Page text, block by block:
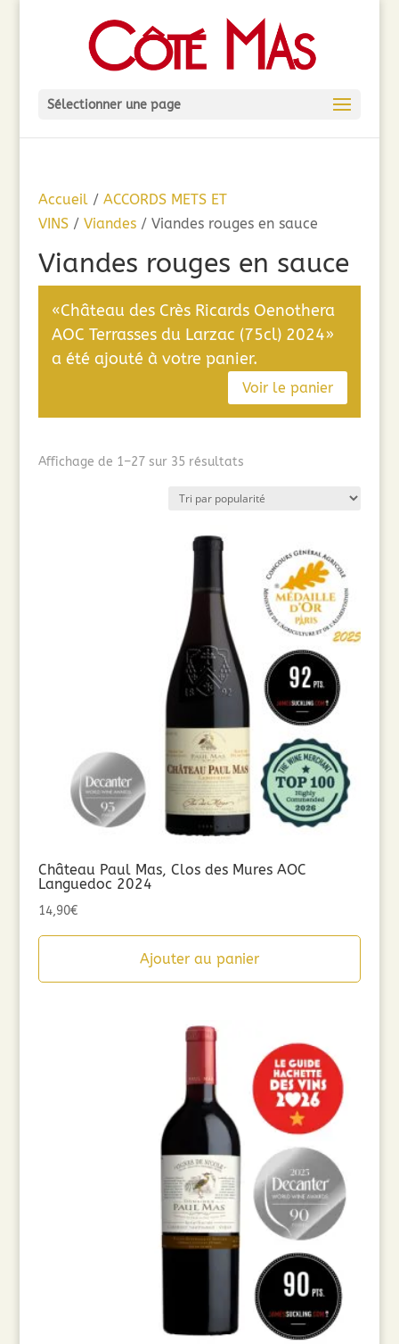
Sélectionner une page
Accueil/ ACCORDS METS ET
VINS/ Viandes/ Viandes rouges en sauce
Viandes rouges en sauce
«Château des Crès Ricards Oenothera
AOC Terrasses du Larzac (75cl) 2024»
a été ajouté à votre panier.
Voir le panier
Affichage de 1–27 sur 35 résultatsTrié
Château Paul Mas, Clos des Mures AOC
Languedoc 2024
14,90€
Ajouter au panier